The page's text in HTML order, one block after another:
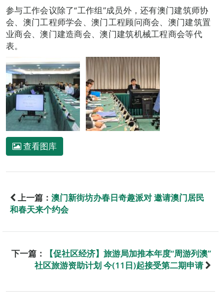
参与工作会议除了“工作组”成员外，还有澳门建筑师协
会、澳门工程师学会、澳门工程顾问商会、澳门建筑置
业商会、澳门建造商会、澳门建筑机械工程商会等代
表。
查看图库
上一篇： 澳门新街坊办春日奇趣派对 邀请澳门居民
和春天来个约会
下一篇：
【促社区经济】旅游局加推本年度“周游列澳”
社区旅游资助计划 今(11日)起接受第二期申请